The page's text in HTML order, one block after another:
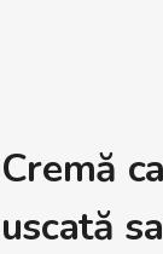
Cremă
uscată